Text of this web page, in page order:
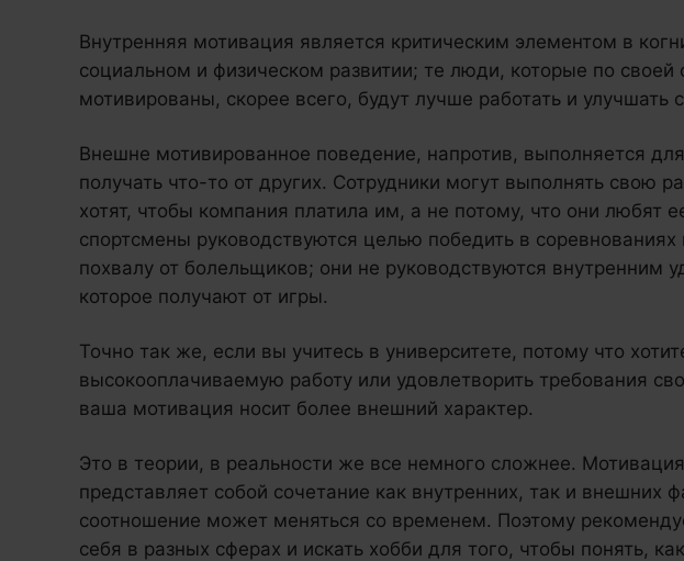
Внутренняя мотивация является критическим элементом в
социальном и физическом развитии; те люди, которые по своей
мотивированы, скорее всего, будут лучше работать и улучшать
Внешне мотивированное поведение, напротив, выполняется
получать что-то от других. Сотрудники могут выполнять свою
хотят, чтобы компания платила им, а не потому, что они любят
спортсмены руководствуются целью победить в соревнованиях
похвалу от болельщиков; они не руководствуются внутренним
которое получают от игры.
Точно так же, если вы учитесь в университете, потому что
высокооплачиваемую работу или удовлетворить требования
ваша мотивация носит более внешний характер.
Это в теории, в реальности же все немного сложнее.
представляет собой сочетание как внутренних, так и внешних
соотношение может меняться со временем. Поэтому
себя в разных сферах и искать хобби для того, чтобы понять,